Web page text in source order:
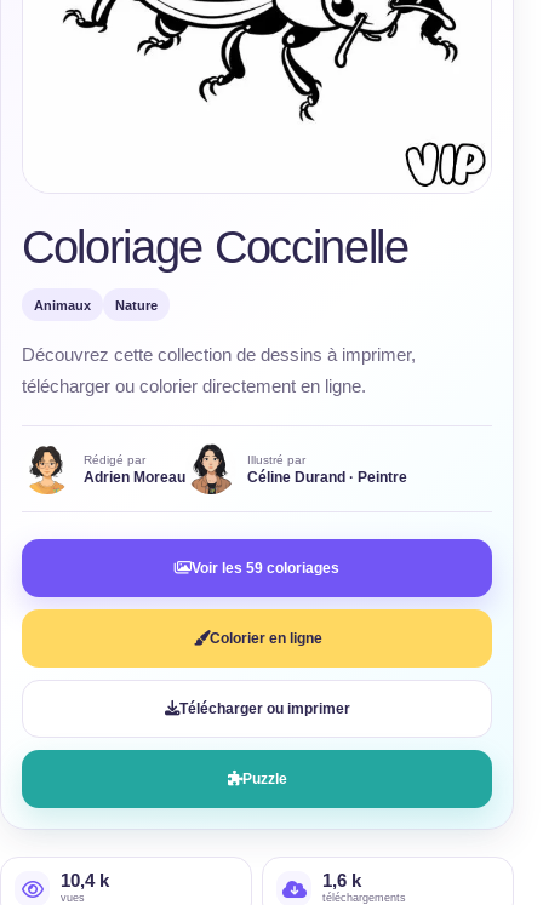
Coloriage Coccinelle
Animaux Nature
Découvrez cette collection de dessins à imprimer,
télécharger ou colorier directement en ligne.
Rédigé par
Adrien Moreau
Illustré par
Céline Durand · Peintre
Voir les 59 coloriages
Colorier en ligne
Télécharger ou imprimer
Puzzle
10,4 k
vues
1,6 k
téléchargements